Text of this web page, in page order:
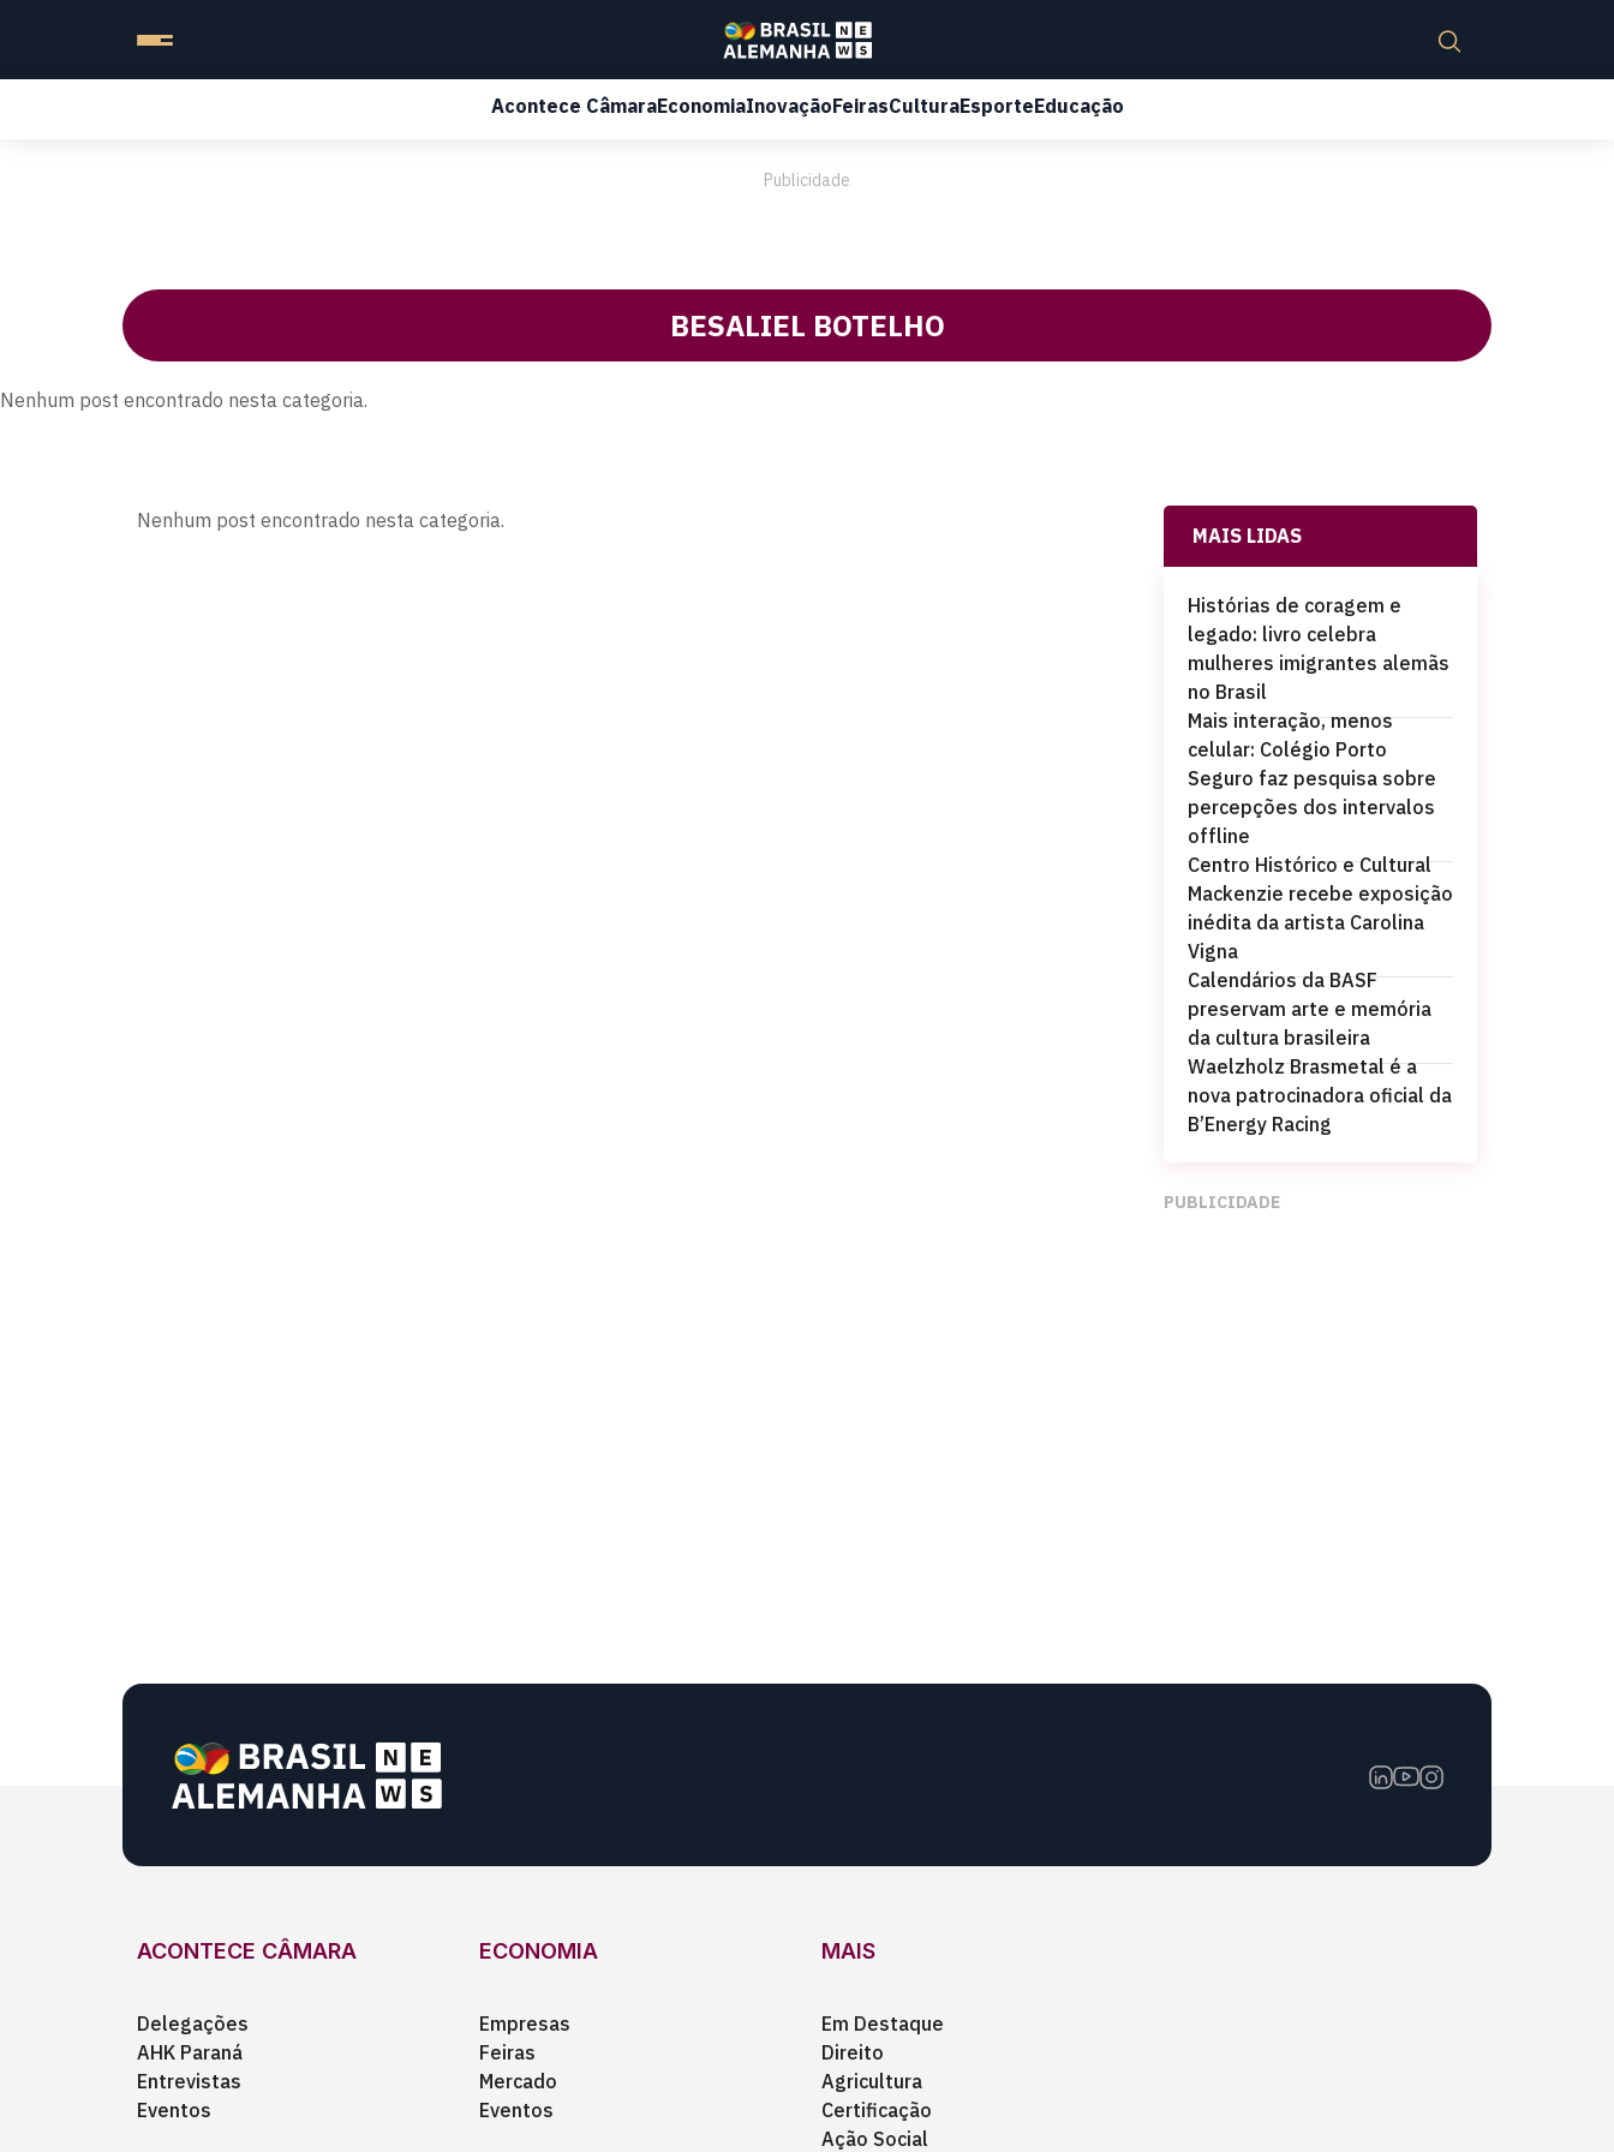
Acontece CâmaraEconomiaInovaçãoFeirasCulturaEsporteEducação
Publicidade
BESALIEL BOTELHO
Nenhum post encontrado nesta categoria.
Nenhum post encontrado nesta categoria.
MAIS LIDAS
Histórias de coragem e
legado: livro celebra
mulheres imigrantes alemãs
no Brasil
Mais interação, menos
celular: Colégio Porto
Seguro faz pesquisa sobre
percepções dos intervalos
offline
Centro Histórico e Cultural
Mackenzie recebe exposição
inédita da artista Carolina
Vigna
Calendários da BASF
preservam arte e memória
da cultura brasileira
Waelzholz Brasmetal é a
nova patrocinadora oficial da
B’Energy Racing
PUBLICIDADE
ACONTECE CÂMARA
Delegações
AHK Paraná
Entrevistas
Eventos
ECONOMIA
Empresas
Feiras
Mercado
Eventos
MAIS
Em Destaque
Direito
Agricultura
Certificação
Ação Social